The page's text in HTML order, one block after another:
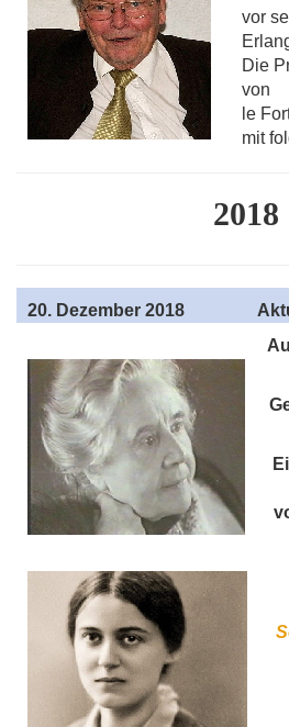
vor
Die
von
le
mit
2018
20. Dezember 2018